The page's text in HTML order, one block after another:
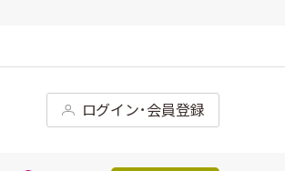
ログイン･会員登録